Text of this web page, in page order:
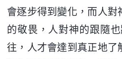
會逐步得到變化，而人
的敬畏，人對神的跟隨
往，人才會達到真正地了